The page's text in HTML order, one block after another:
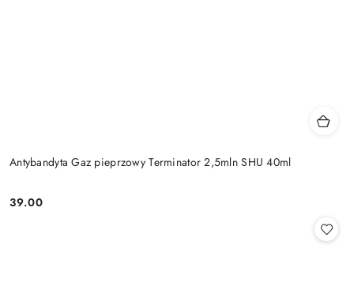
Antybandyta Gaz pieprzowy Terminator 2,5mln SHU 40ml
Cena:
39.00